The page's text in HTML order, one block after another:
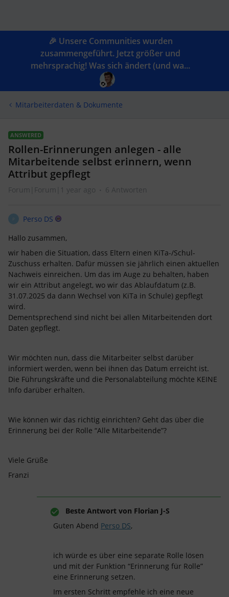
🎉 Unsere Communities wurden
zusammengeführt. Jetzt größer und
mehrsprachig! Was sich ändert (und wa...
Mitarbeiterdaten & Dokumente
ANSWERED
Rollen-Erinnerungen anlegen - alle
Mitarbeitende selbst erinnern, wenn
Attribut gepflegt
Forum|Forum|1 year ago 6 Antworten
Perso DS
Hallo zusammen,
wir haben die Situation, dass Eltern einen KiTa-/Schul-
Zuschuss erhalten. Dafür müssen sie jährlich einen aktuellen
Nachweis einreichen. Um das im Auge zu behalten, haben
wir ein Attribut angelegt, wo wir das Ablaufdatum (z.B.
31.07.2025 da dann Wechsel von KiTa in Schule) gepflegt
wird.
Dementsprechend sind nicht bei allen Mitarbeitenden dort
Daten gepflegt.
Wir möchten nun, dass die Mitarbeiter selbst darüber
informiert werden, wenn bei ihnen das Datum erreicht ist.
Die Führungskräfte und die Personalabteilung möchte KEINE
Info darüber erhalten.
Wie können wir das richtig einrichten? Geht das über die
Erinnerung bei der Rolle “Alle Mitarbeitende”?
Viele Grüße
Franzi
Beste Antwort von Florian J-S
Guten Abend Perso DS,
ich würde es über eine separate Rolle lösen
und mit der Funktion “Erinnerung für Rolle”
eine Erinnerung setzen.
Im ersten Schritt empfehle ich eine neue